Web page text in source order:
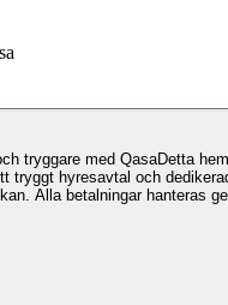
tryggare med QasaDetta
tryggt hyresavtal och
Alla betalningar hanteras